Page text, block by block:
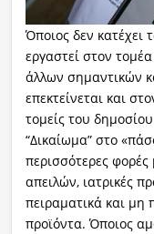
Όποιος δεν κατέχει
εργαστεί στον
άλλων σημαντικών
επεκτείνεται και
τομείς του
“Δικαίωμα” στο
περισσότερες
απειλών, ιατρικές
πειραματικά και μη
προϊόντα. Όποιος